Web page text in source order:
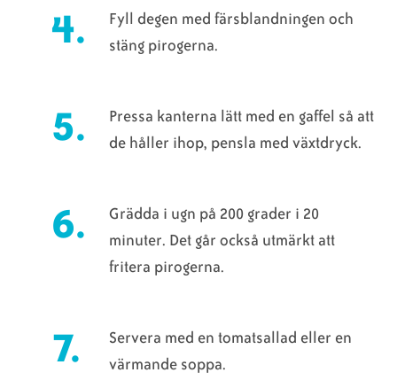
Fyll degen med färsblandningen och
stäng pirogerna.
Pressa kanterna lätt med en gaffel så att
de håller ihop, pensla med växtdryck.
Grädda i ugn på 200 grader i 20
minuter. Det går också utmärkt att
fritera pirogerna.
Servera med en tomatsallad eller en
värmande soppa.